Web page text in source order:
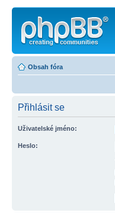
Obsah fóra
Přihlásit se
Uživatelské jméno:
Heslo: